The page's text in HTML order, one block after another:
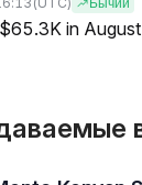
Бычий
in